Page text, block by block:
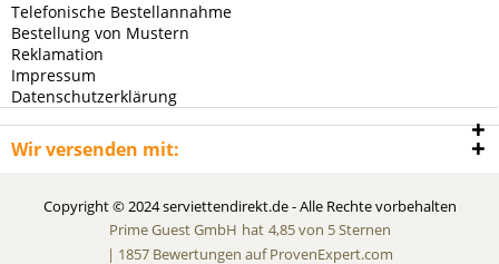
Telefonische Bestellannahme
Bestellung von Mustern
Reklamation
Impressum
Datenschutzerklärung
Wir versenden mit:
Copyright © 2024 serviettendirekt.de - Alle Rechte vorbehalten
Prime Guest GmbH hat 4,85von 5Sternen
| 1857Bewertungen auf ProvenExpert.com